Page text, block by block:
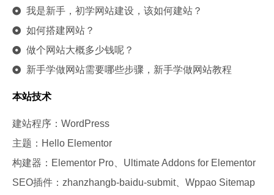
我是新手，初学网站建设，该如何建站？
如何搭建网站？
做个网站大概多少钱呢？
新手学做网站需要哪些步骤，新手学做网站教程
本站技术
建站程序：WordPress
主题：Hello Elementor
构建器：Elementor Pro、Ultimate Addons for Elementor
SEO插件：zhanzhangb-baidu-submit、Wppao Sitemap